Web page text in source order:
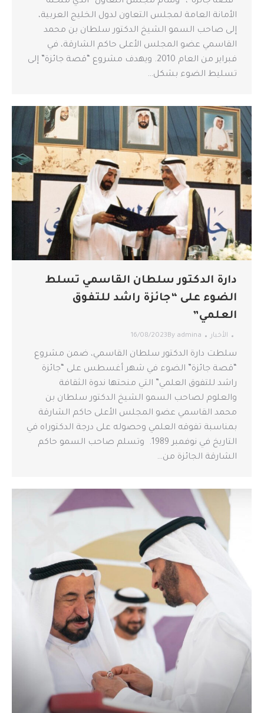
الأمانة العامة لمجلس التعاون لدول الخليج العربية،
إلى صاحب السمو الشيخ الدكتور سلطان بن محمد
القاسمي عضو المجلس الأعلى حاكم الشارقة، في
فبراير من العام 2010. ويهدف مشروع “قصة جائزة” إلى
تسليط الضوء بشكل…
دارة الدكتور سلطان القاسمي تسلط
الضوء على “جائزة راشد للتفوق
العلمي”
الأخبار By admina
16/08/2023
سلطت دارة الدكتور سلطان القاسمي، ضمن مشروع
“قصة جائزة” الضوء في شهر أغسطس على “جائزة
راشد للتفوق العلمي” التي منحتها ندوة الثقافة
والعلوم لصاحب السمو الشيخ الدكتور سلطان بن
محمد القاسمي عضو المجلس الأعلى حاكم الشارقة
بمناسبة تفوقه العلمي وحصوله على درجة الدكتوراه في
التاريخ في نوفمبر 1989. وتسلم صاحب السمو حاكم
الشارقة الجائزة من…